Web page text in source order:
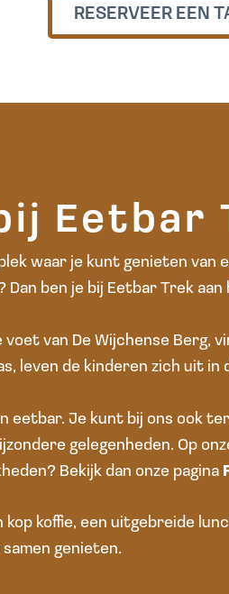
RESERVEER EEN
Eetbar
waar je kunt genieten
Dan ben je bij Eetbar Trek
voet van De Wijchense Berg,
leven de kinderen zich uit in
eetbar. Je kunt bij ons ook
gelegenheden. Op
Bekijk dan onze pagina
kop koffie, een uitgebreide
genieten.